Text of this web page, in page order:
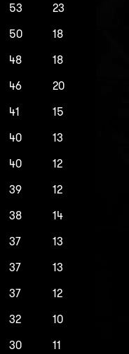
53
23
50
18
48
18
46
20
41
15
40
13
40
12
39
12
38
14
37
13
37
13
37
12
32
10
30 11